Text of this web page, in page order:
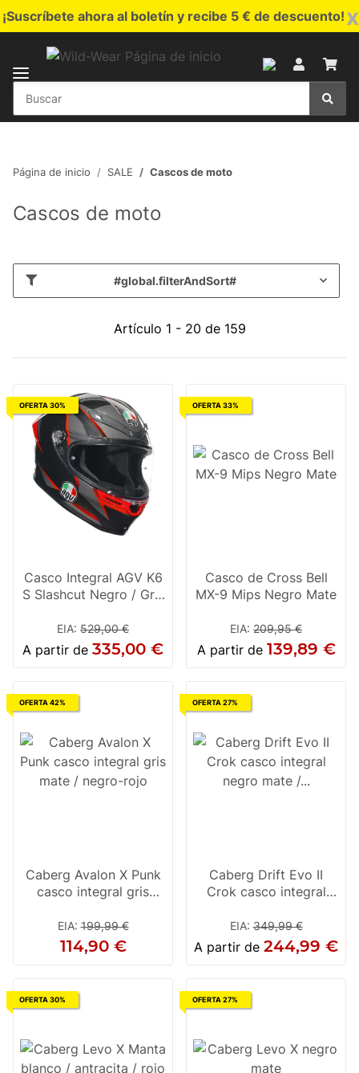
x
¡Suscríbete ahora al boletín y recibe 5 € de descuento!
Página de inicio SALE Cascos de moto
Cascos de moto
#global.filterAndSort#
Artículo 1 - 20 de 159
OFERTA 30%
Casco Integral AGV K6
S Slashcut Negro / Gris
EIA: 529,00 €
A partir de 335,00 €
OFERTA 33%
Casco de Cross Bell
MX-9 Mips Negro Mate
EIA: 209,95 €
A partir de 139,89 €
OFERTA 42%
Caberg Avalon X Punk
casco integral gris
EIA:199,99 €
114,90 €
OFERTA 27%
Caberg Drift Evo II
Crok casco integral
rojo
EIA:349,99 €
A partir de 244,99 €
OFERTA 30% OFERTA 27%